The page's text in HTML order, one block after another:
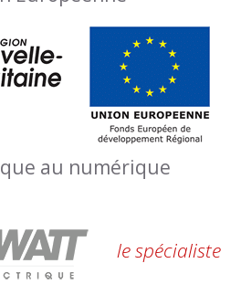
au numérique
le spécialiste